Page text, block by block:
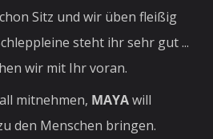
Sitz und wir üben fleißig
steht ihr sehr gut ...
wir mit Ihr voran.
mitnehmen, MAYAwill
den Menschen bringen.